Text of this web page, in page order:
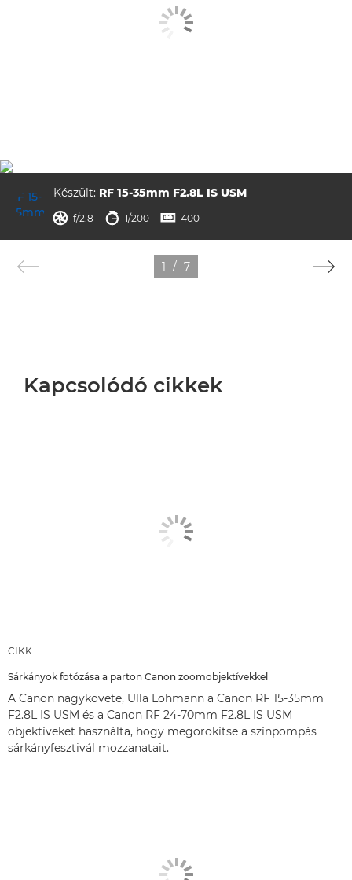
Készült: RF 15-35mm F2.8L IS USM
rekesz
 f/2.8 záridő
 1/200 ISO
 400
1 / 7
Kapcsolódó cikkek
CIKK
Sárkányok fotózása a parton Canon zoomobjektívekkel
A Canon nagykövete, Ulla Lohmann a Canon RF 15-35mm
F2.8L IS USM és a Canon RF 24-70mm F2.8L IS USM
objektíveket használta, hogy megörökítse a színpompás
sárkányfesztivál mozzanatait.